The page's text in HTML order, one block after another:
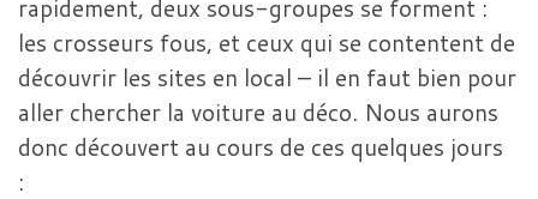
rapidement, deux sous-groupes se forment :
les crosseurs fous, et ceux qui se contentent de
découvrir les sites en local – il en faut bien pour
aller chercher la voiture au déco. Nous aurons
donc découvert au cours de ces quelques jours
: